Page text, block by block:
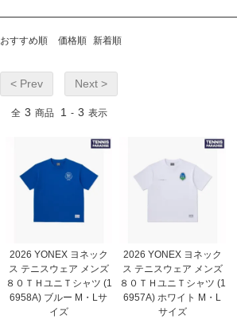
おすすめ順 価格順 新着順
< Prev Next >
全 3 商品 1 - 3 表示
2026 YONEX ヨネック
ス テニスウェア メンズ
８０ＴＨユニＴシャツ (1
6958A) ブルー M・Lサ
イズ
2026 YONEX ヨネック
ス テニスウェア メンズ
８０ＴＨユニＴシャツ (1
6957A) ホワイト M・L
サイズ